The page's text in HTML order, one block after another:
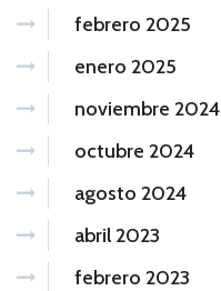
febrero 2025
enero 2025
noviembre 2024
octubre 2024
agosto 2024
abril 2023
febrero 2023